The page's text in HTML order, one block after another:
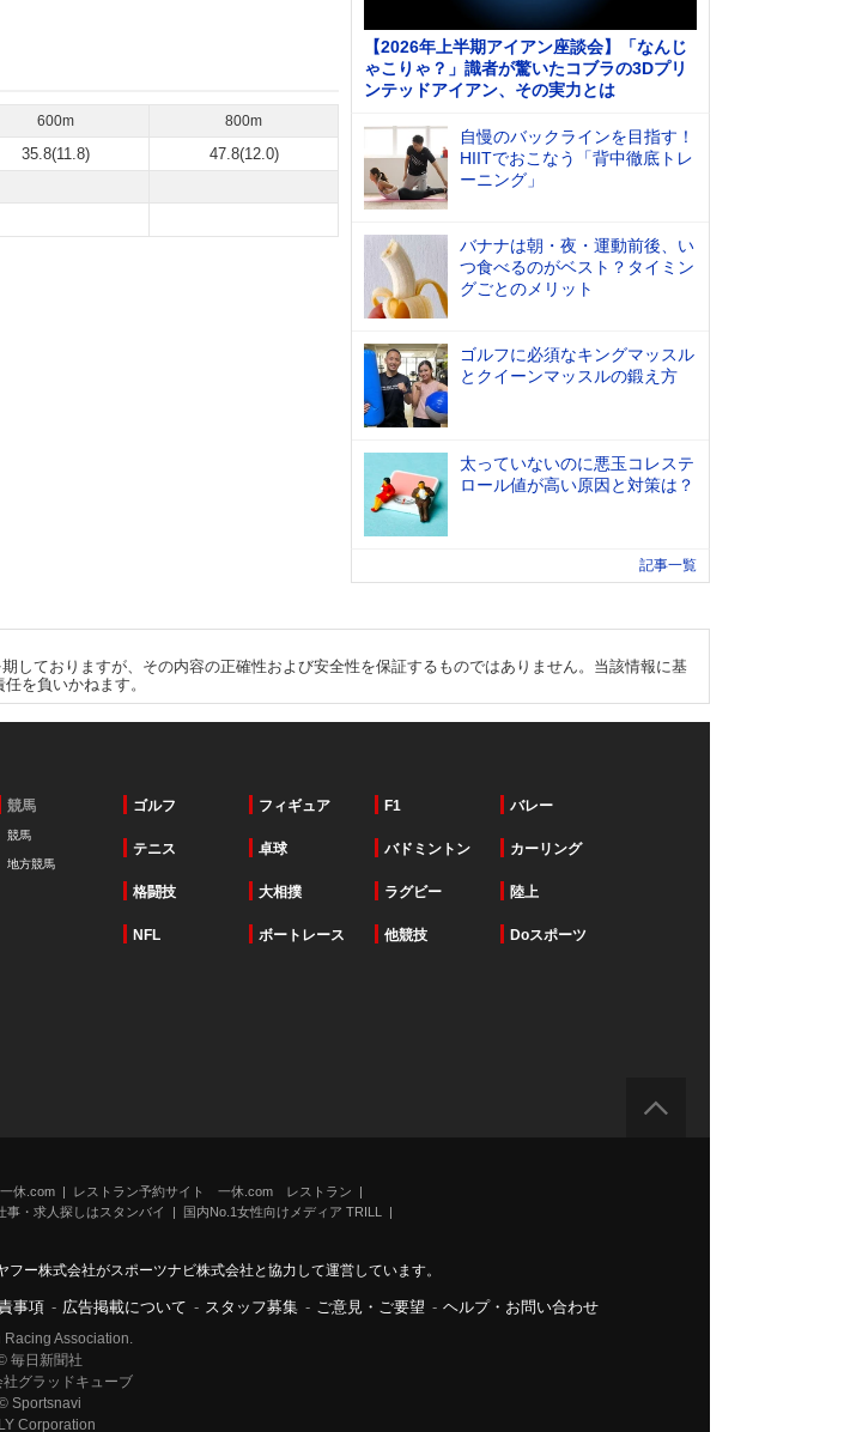
600m 800m
35.8(11.8) 47.8(12.0)
【2026年上半期アイアン座談会】「なんじ
ゃこりゃ？」識者が驚いたコブラの3Dプリ
ンテッドアイアン、その実力とは
自慢のバックラインを目指す！
HIITでおこなう「背中徹底トレ
ーニング」
バナナは朝・夜・運動前後、い
つ食べるのがベスト？タイミン
グごとのメリット
ゴルフに必須なキングマッスル
とクイーンマッスルの鍛え方
太っていないのに悪玉コレステ
ロール値が高い原因と対策は？
記事一覧
しておりますが、その内容の正確性および安全性を保証するものではありません。当該情報に基
を負いかねます。
競馬
競馬
地方競馬
ゴルフ フィギュア F1 バレー
テニス 卓球 バドミントン カーリング
格闘技 大相撲 ラグビー 陸上
NFL ボートレース 他競技 Doスポーツ
休.com
レストラン予約サイト 一休.com レストラン
事・求人探しはスタンバイ
国内No.1女性向けメディア TRILL
ー株式会社がスポーツナビ株式会社と協力して運営しています。
事項 - 広告掲載について - スタッフ募集 - ご意見・ご要望 - ヘルプ・お問い合わせ
Association.
毎日新聞社
グラッドキューブ
Sportsnavi
Corporation